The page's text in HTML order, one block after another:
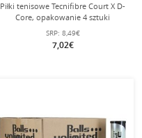
Piłki tenisowe Tecnifibre Court X D-
Core, opakowanie 4 sztuki
SRP: 8,49€
7,02€